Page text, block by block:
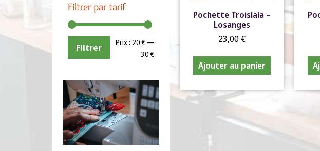
Filtrer par tarif
Filtrer Prix : 20 €—
30 €
Pochette Troislala –
Losanges
23,00 €
Ajouter au panier